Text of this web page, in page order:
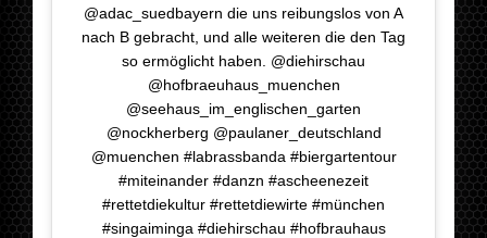
@adac_suedbayern die uns reibungslos von A
nach B gebracht, und alle weiteren die den Tag
so ermöglicht haben. @diehirschau
@hofbraeuhaus_muenchen
@seehaus_im_englischen_garten
@nockherberg @paulaner_deutschland
@muenchen #labrassbanda #biergartentour
#miteinander #danzn #ascheenezeit
#rettetdiekultur #rettetdiewirte #münchen
#singaiminga #diehirschau #hofbrauhaus